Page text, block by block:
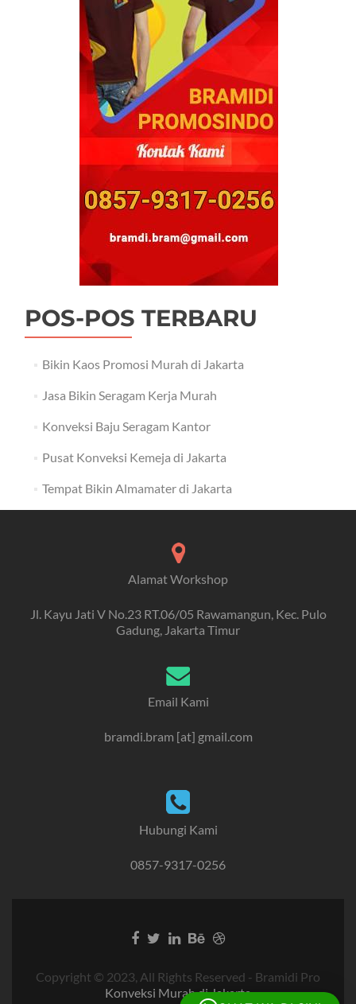
POS-POS TERBARU
Bikin Kaos Promosi Murah di Jakarta
Jasa Bikin Seragam Kerja Murah
Konveksi Baju Seragam Kantor
Pusat Konveksi Kemeja di Jakarta
Tempat Bikin Almamater di Jakarta
Alamat Workshop
Jl. Kayu Jati V No.23 RT.06/05 Rawamangun, Kec. Pulo
Gadung, Jakarta Timur
Email Kami
bramdi.bram [at] gmail.com
Hubungi Kami
0857-9317-0256
Copyright © 2023, All Rights Reserved - Bramidi Pro
Konveksi Murah di Jakarta